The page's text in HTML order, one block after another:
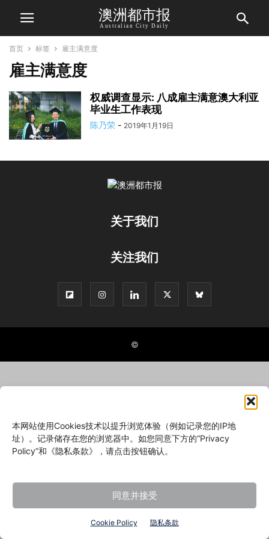
本网站使用Cookies技术以提升浏览体验（例如记录您的IP地
址）。记录储存在您的浏览器中。如您同意下方的“Privacy
Policy”和《隐私条款》，请点击按钮确认。
同意并接受
Cookie Policy 隐私条款
澳洲都市报
Australian City Daily
首页 标签 雇主满意度
雇主满意度
权威调查显示: 八成雇主满意澳大利亚
毕业生工作表现
陈乃荣 - 2019年1月19日
关于我们
关注我们
©